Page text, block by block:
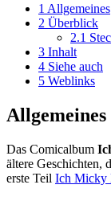
1 Allgemeines
2 Überblick
2.1
3 Inhalt
4 Siehe auch
5 Weblinks
Allgemeines
Das Comicalbum
ältere Geschichten,
erste Teil Ich Micky